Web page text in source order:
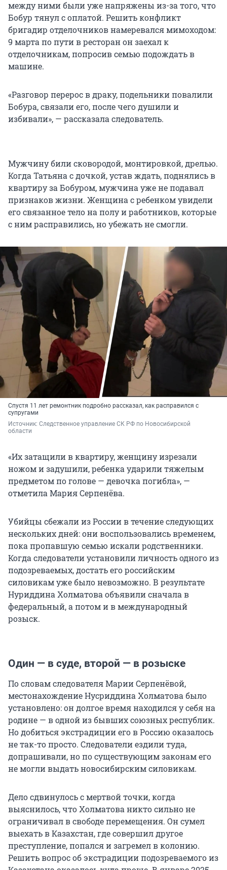
между ними были уже напряжены из-за того, что
Бобур тянул с оплатой. Решить конфликт
бригадир отделочников намеревался мимоходом:
9 марта по пути в ресторан он заехал к
отделочникам, попросив семью подождать в
машине.
«Разговор перерос в драку, подельники повалили
Бобура, связали его, после чего душили и
избивали», — рассказала следователь.
Мужчину били сковородой, монтировкой, дрелью.
Когда Татьяна с дочкой, устав ждать, поднялись в
квартиру за Бобуром, мужчина уже не подавал
признаков жизни. Женщина с ребенком увидели
его связанное тело на полу и работников, которые
с ним расправились, но убежать не смогли.
Спустя 11 лет ремонтник подробно рассказал, как расправился с
супругами
Источник: Следственное управление СК РФ по Новосибирской
области
«Их затащили в квартиру, женщину изрезали
ножом и задушили, ребенка ударили тяжелым
предметом по голове — девочка погибла», —
отметила Мария Серпенёва.
Убийцы сбежали из России в течение следующих
нескольких дней: они воспользовались временем,
пока пропавшую семью искали родственники.
Когда следователи установили личность одного из
подозреваемых, достать его российским
силовикам уже было невозможно. В результате
Нуриддина Холматова объявили сначала в
федеральный, а потом и в международный
розыск.
Один — в суде, второй — в розыске
По словам следователя Марии Серпенёвой,
местонахождение Нусриддина Холматова было
установлено: он долгое время находился у себя на
родине — в одной из бывших союзных республик.
Но добиться экстрадиции его в Россию оказалось
не так-то просто. Следователи ездили туда,
допрашивали, но по существующим законам его
не могли выдать новосибирским силовикам.
Дело сдвинулось с мертвой точки, когда
выяснилось, что Холматова никто сильно не
ограничивал в свободе перемещения. Он сумел
выехать в Казахстан, где совершил другое
преступление, попался и загремел в колонию.
Решить вопрос об экстрадиции подозреваемого из